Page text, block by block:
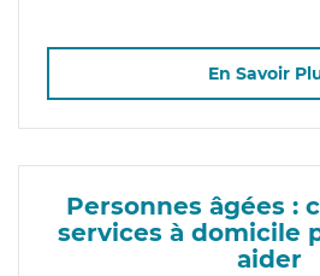
En Savoir
Personnes âgées :
services à domicile
aider